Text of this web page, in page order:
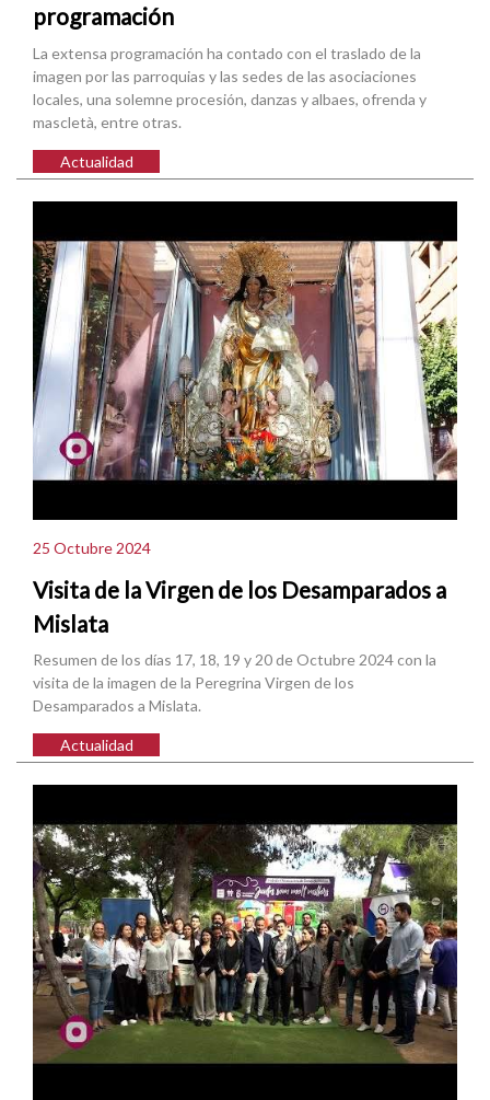
programación
La extensa programación ha contado con el traslado de la
imagen por las parroquias y las sedes de las asociaciones
locales, una solemne procesión, danzas y albaes, ofrenda y
mascletà, entre otras.
Actualidad
25 Octubre 2024
Visita de la Virgen de los Desamparados a
Mislata
Resumen de los días 17, 18, 19 y 20 de Octubre 2024 con la
visita de la imagen de la Peregrina Virgen de los
Desamparados a Mislata.
Actualidad